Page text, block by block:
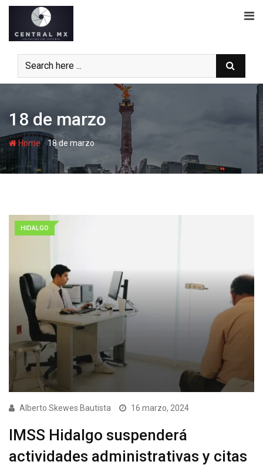
Skip
content
18 de marzo
Home-18 de marzo
HIDALGO
Alberto Skewes Bautista 16 marzo, 2024
IMSS Hidalgo suspenderá
actividades administrativas y citas